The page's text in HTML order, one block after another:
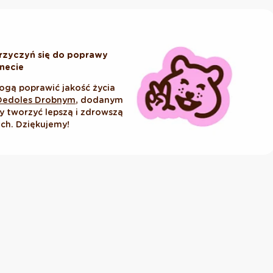
się do poprawy
poprawić jakość życia
Drobnym, dodanym
tworzyć lepszą i zdrowszą
Dziękujemy!